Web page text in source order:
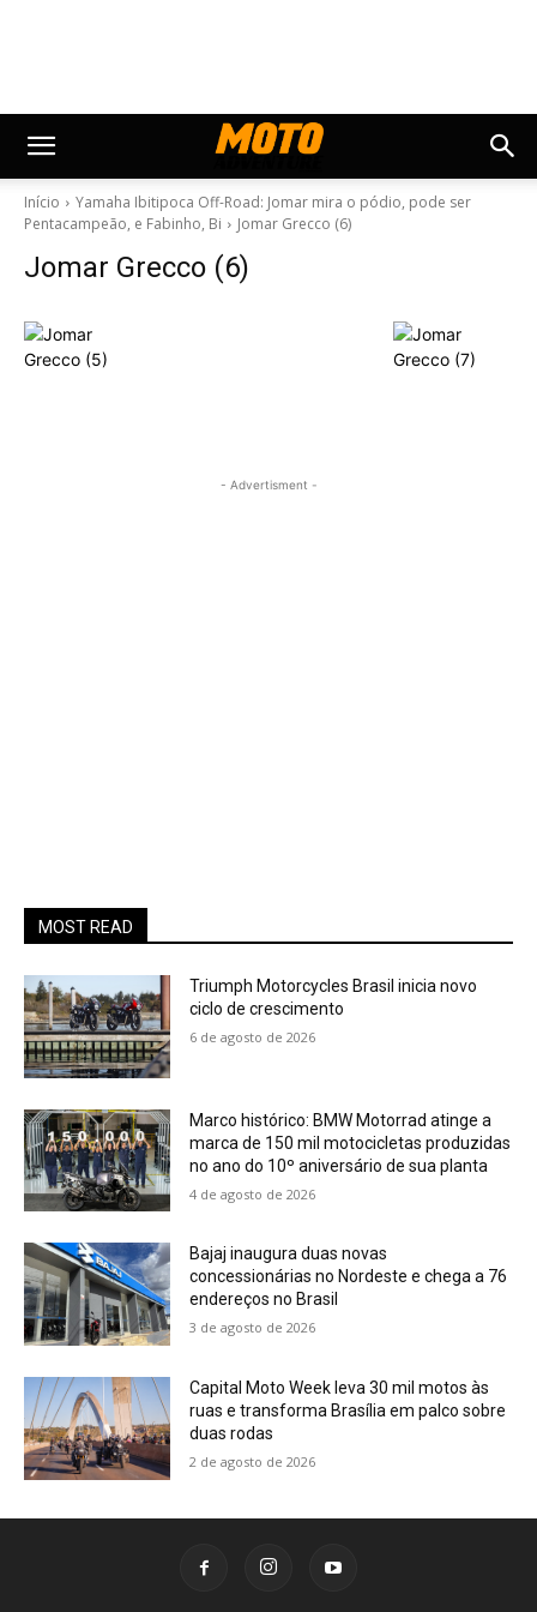
Início
Yamaha Ibitipoca Off-Road: Jomar mira o pódio, pode ser
Pentacampeão, e Fabinho, Bi
Jomar Grecco (6)
Jomar Grecco (6)
- Advertisment -
MOST READ
Triumph Motorcycles Brasil inicia novo
ciclo de crescimento
6 de agosto de 2026
Marco histórico: BMW Motorrad atinge a
marca de 150 mil motocicletas produzidas
no ano do 10º aniversário de sua planta
4 de agosto de 2026
Bajaj inaugura duas novas
concessionárias no Nordeste e chega a 76
endereços no Brasil
3 de agosto de 2026
Capital Moto Week leva 30 mil motos às
ruas e transforma Brasília em palco sobre
duas rodas
2 de agosto de 2026